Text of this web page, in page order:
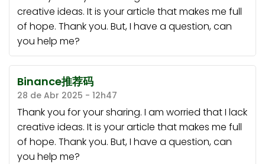
creative ideas. It is your article that makes me full
of hope. Thank you. But, I have a question, can
you help me?
Binance推荐码
28 de Abr 2025 - 12h47
Thank you for your sharing. I am worried that I lack
creative ideas. It is your article that makes me full
of hope. Thank you. But, I have a question, can
you help me?